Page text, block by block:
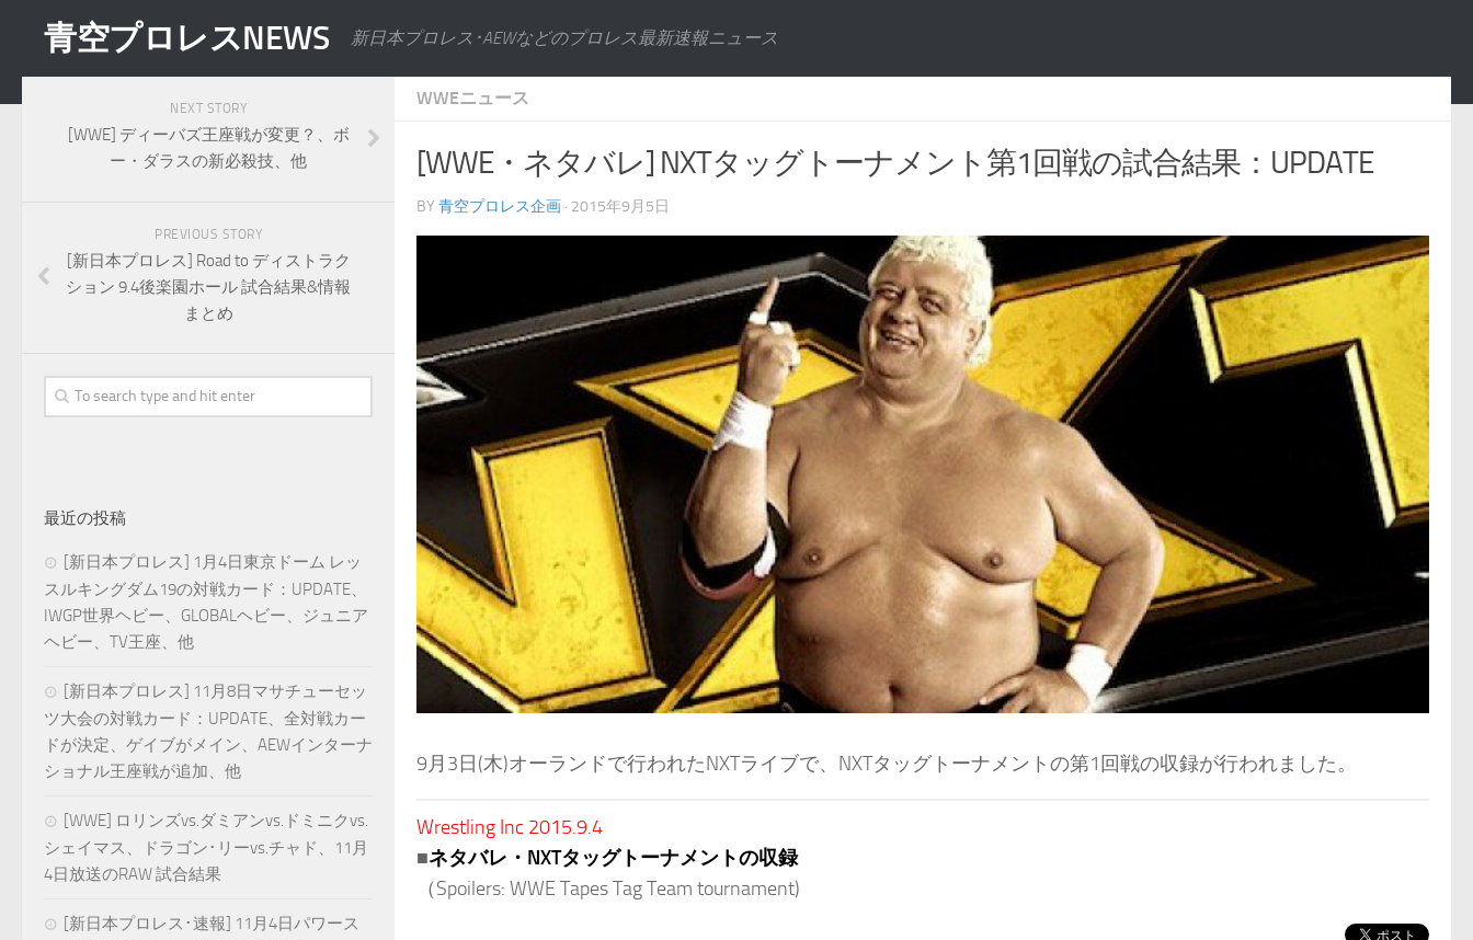
青空プロレスNEWS 新日本プロレス･AEWなどのプロレス最新速報ニュース
WWEニュース
[WWE・ネタバレ] NXTタッグトーナメント第1回戦の試合結果：UPDATE
BY 青空プロレス企画 · 2015年9月5日
9月3日(木)オーランドで行われたNXTライブで、NXTタッグトーナメントの第1回戦の収録が行われました。
Wrestling Inc 2015.9.4
■ネタバレ・NXTタッグトーナメントの収録
（Spoilers: WWE Tapes Tag Team tournament)
NEXT STORY
[WWE] ディーバズ王座戦が変更？、ボ
ー・ダラスの新必殺技、他
PREVIOUS STORY
[新日本プロレス] Road to ディストラク
ション 9.4後楽園ホール 試合結果&情報
まとめ
最近の投稿
[新日本プロレス] 1月4日東京ドーム レッ
スルキングダム19の対戦カード：UPDATE、
IWGP世界ヘビー、GLOBALヘビー、ジュニア
ヘビー、TV王座、他
[新日本プロレス] 11月8日マサチューセッ
ツ大会の対戦カード：UPDATE、全対戦カー
ドが決定、ゲイブがメイン、AEWインターナ
ショナル王座戦が追加、他
[WWE] ロリンズvs.ダミアンvs.ドミニクvs.
シェイマス、ドラゴン･リーvs.チャド、11月
4日放送のRAW 試合結果
[新日本プロレス･速報] 11月4日パワース